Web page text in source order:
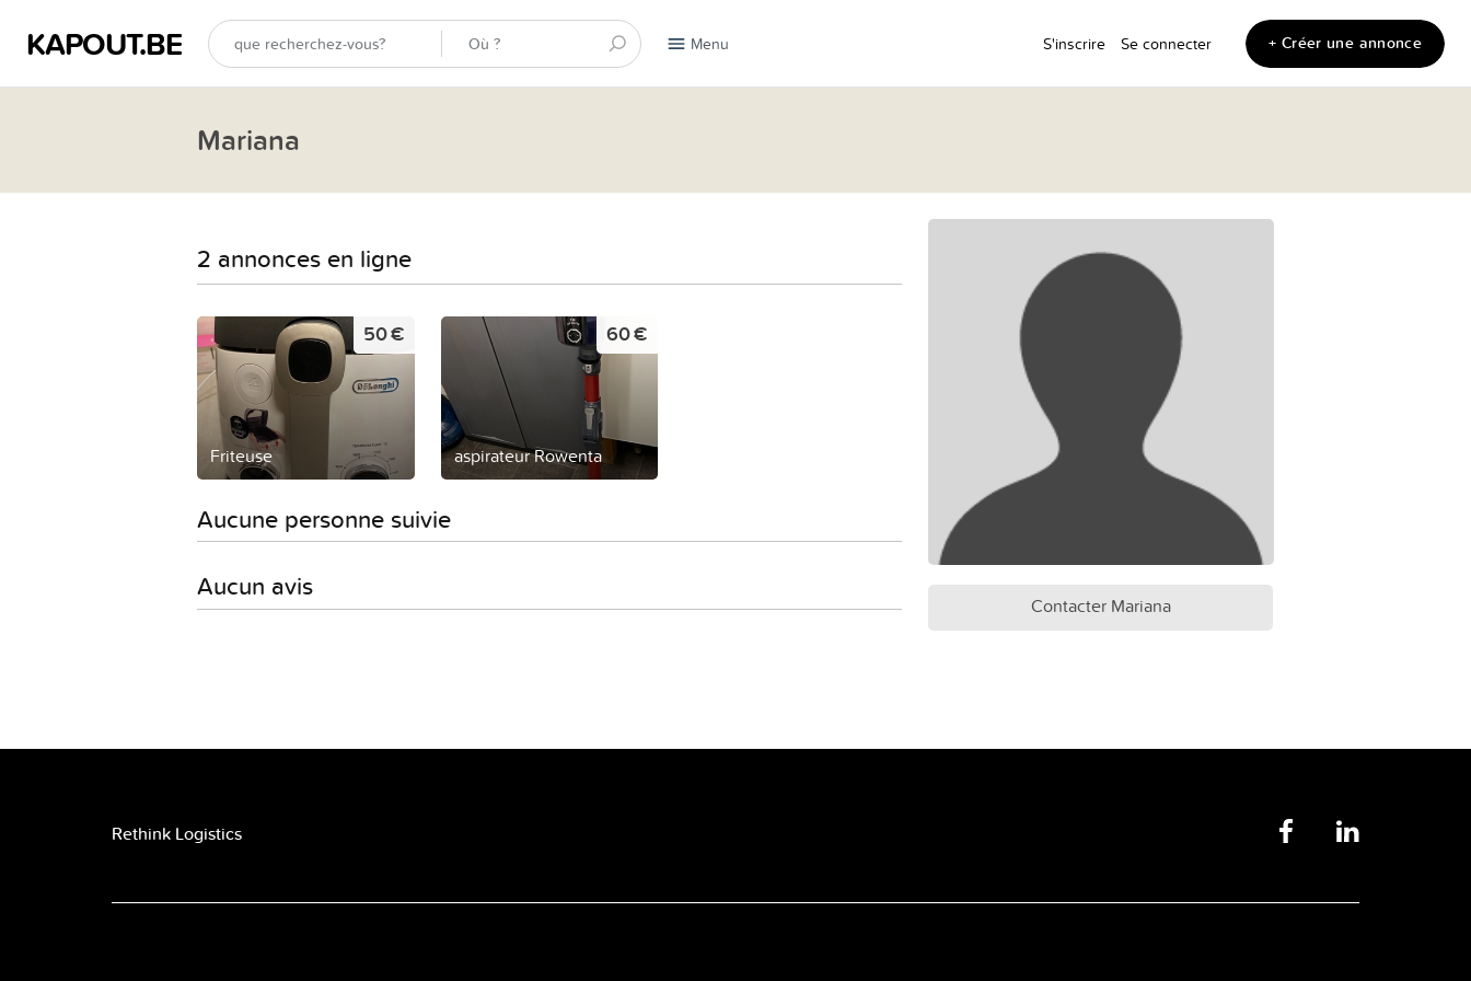
KAPOUT.BE Menu S'inscrire Se connecter + Créer une annonce
Mariana
2 annonces en ligne
Friteuse
50 €
aspirateur Rowenta
60 €
Aucune personne suivie
Aucun avis
Contacter Mariana
Rethink Logistics